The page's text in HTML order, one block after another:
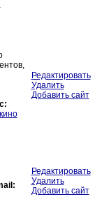
Редактировать
Удалить
Добавить сайт
Редактировать
Удалить
Добавить сайт